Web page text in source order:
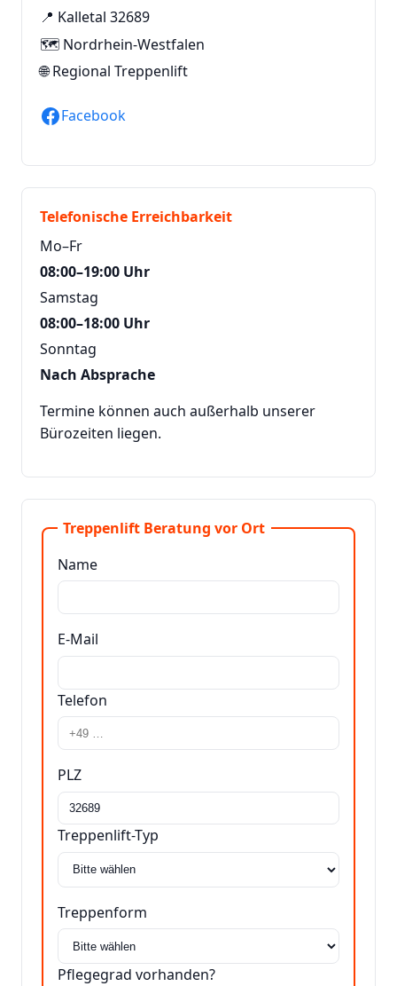
📍 Kalletal 32689
🗺️ Nordrhein-Westfalen
🌐Regional Treppenlift
Facebook
Telefonische Erreichbarkeit
Mo–Fr
08:00–19:00 Uhr
Samstag
08:00–18:00 Uhr
Sonntag
Nach Absprache
Termine können auch außerhalb unserer
Bürozeiten liegen.
Treppenlift Beratung vor Ort
Name
E-Mail
Telefon
PLZ
Treppenlift-Typ
Treppenform
Pflegegrad vorhanden?